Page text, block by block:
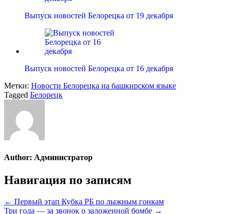
Выпуск новостей Белорецка от 19 декабря
Выпуск новостей Белорецка от 16 декабря
Метки: Новости Белорецка на башкирском языке
Tagged Белорецк
Author: Администратор
Навигация по записям
← Первый этап Кубка РБ по лыжным гонкам
Три года — за звонок о заложенной бомбе →